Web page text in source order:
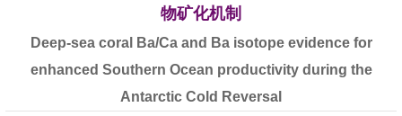
物矿化机制
Deep-sea coral Ba/Ca and Ba isotope evidence for
enhanced Southern Ocean productivity during the
Antarctic Cold Reversal